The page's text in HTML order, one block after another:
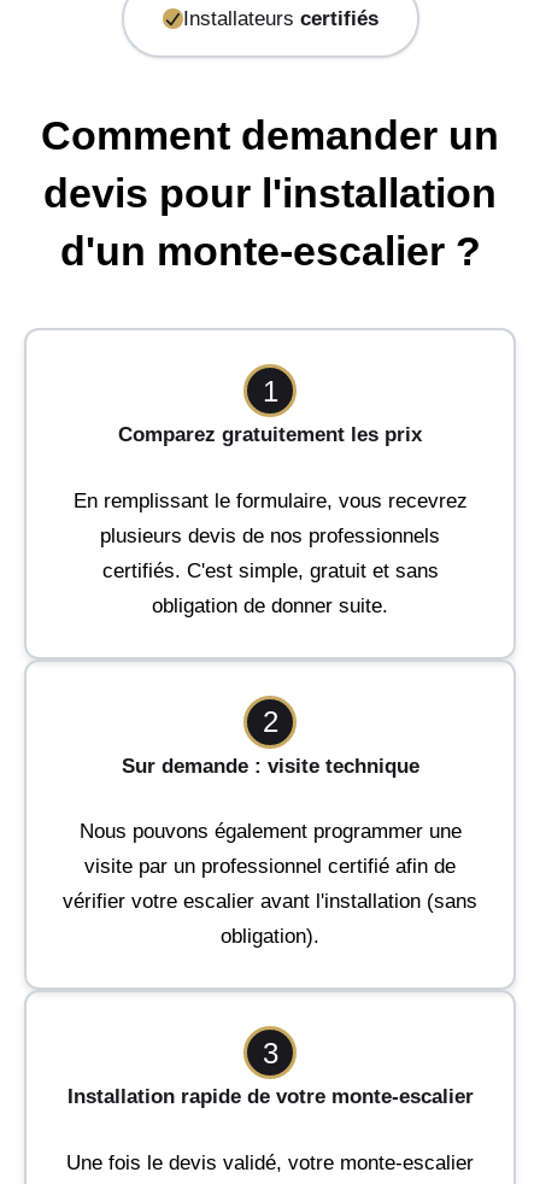
Installateurs certifiés
Comment demander un
devis pour l'installation
d'un monte-escalier ?
1
Comparez gratuitement les prix
En remplissant le formulaire, vous recevrez
plusieurs devis de nos professionnels
certifiés. C'est simple, gratuit et sans
obligation de donner suite.
2
Sur demande : visite technique
Nous pouvons également programmer une
visite par un professionnel certifié afin de
vérifier votre escalier avant l'installation (sans
obligation).
3
Installation rapide de votre monte-escalier
Une fois le devis validé, votre monte-escalier